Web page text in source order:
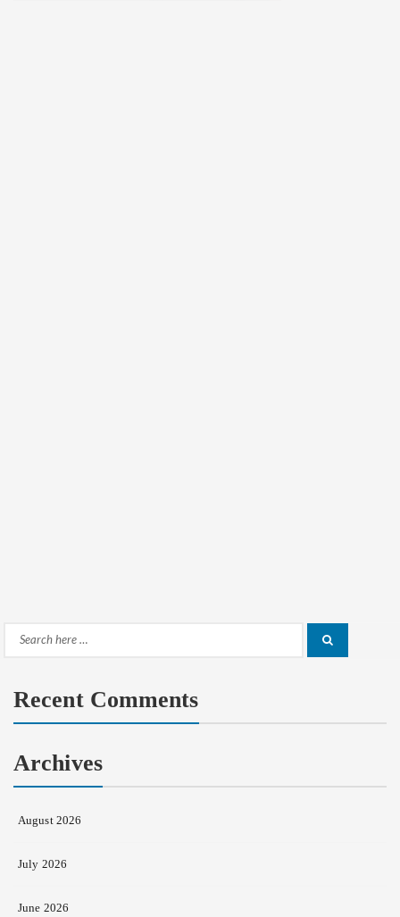
Search
Recent Comments
Archives
August 2026
July 2026
June 2026